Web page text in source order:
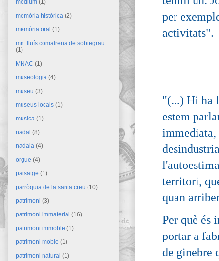
per
activitats".
"(...) Hi ha
estem
immediata,
territori,
quan
Per què és
portar a
de ginebre
mèdium (1)
memòria històrica (2)
memòria oral (1)
mn. lluís comalrena de sobregrau
(1)
MNAC (1)
museologia (4)
museu (3)
museus locals (1)
música (1)
nadal (8)
nadala (4)
orgue (4)
paisatge (1)
parròquia de la santa creu (10)
patrimoni (3)
patrimoni immaterial (16)
patrimoni immoble (1)
patrimoni moble (1)
patrimoni natural (1)